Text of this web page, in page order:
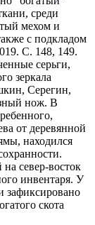
среди
мехом и
с подкладом
С. 148, 149.
серьги,
зеркала
Серегин,
нож. В
от деревянной
находился
север-восток
инвентаря. У
зафиксировано
скота